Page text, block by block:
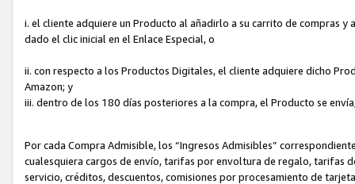
i. el cliente adquiere un Producto al añadirlo a su carrito de compras
dado el clic inicial en el Enlace Especial, o
ii. con respecto a los Productos Digitales, el cliente adquiere dicho
Amazon; y
iii. dentro de los 180 días posteriores a la compra, el Producto se
Por cada Compra Admisible, los “Ingresos Admisibles”
cualesquiera cargos de envío, tarifas por envoltura de regalo, tarifas
servicio, créditos, descuentos, comisiones por procesamiento de